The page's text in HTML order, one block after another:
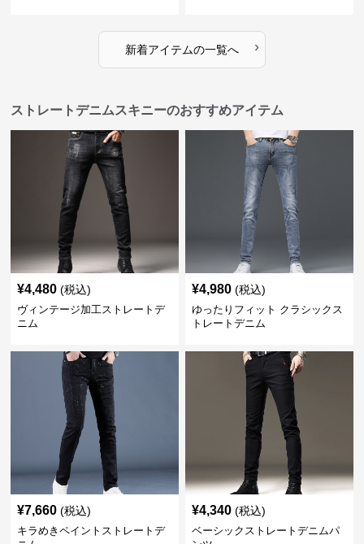
新着アイテムの一覧へ ›
ストレートデニムスキニーのおすすめアイテム
¥4,480 (税込)
ヴィンテージ加工ストレートデ
ニム
¥4,980 (税込)
ゆったりフィット クラシックス
トレートデニム
¥7,660 (税込)
キラめきペイントストレートデ
¥4,340 (税込)
ベーシックストレートデニムパ